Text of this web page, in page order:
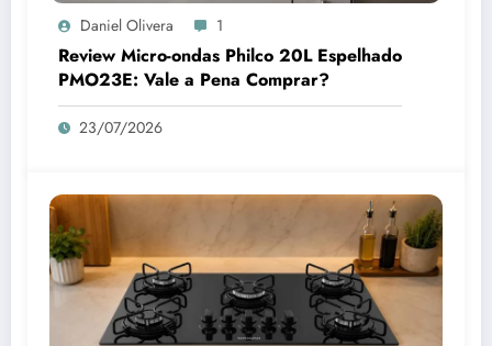
Daniel Olivera 1
Review Micro-ondas Philco 20L Espelhado
PMO23E: Vale a Pena Comprar?
23/07/2026